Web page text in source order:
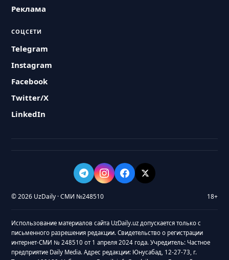
Реклама
СОЦСЕТИ
Telegram
Instagram
Facebook
Twitter/X
LinkedIn
© 2026 UzDaily · СМИ №248510 18+
Использование материалов сайта UzDaily.uz допускается только с
письменного разрешения редакции. Свидетельство о регистрации
интернет-СМИ № 248510 от 1 апреля 2024 года. Учредитель: Частное
предприятие Daily Media. Адрес редакции: Юнусабад, 12-27-73, г.